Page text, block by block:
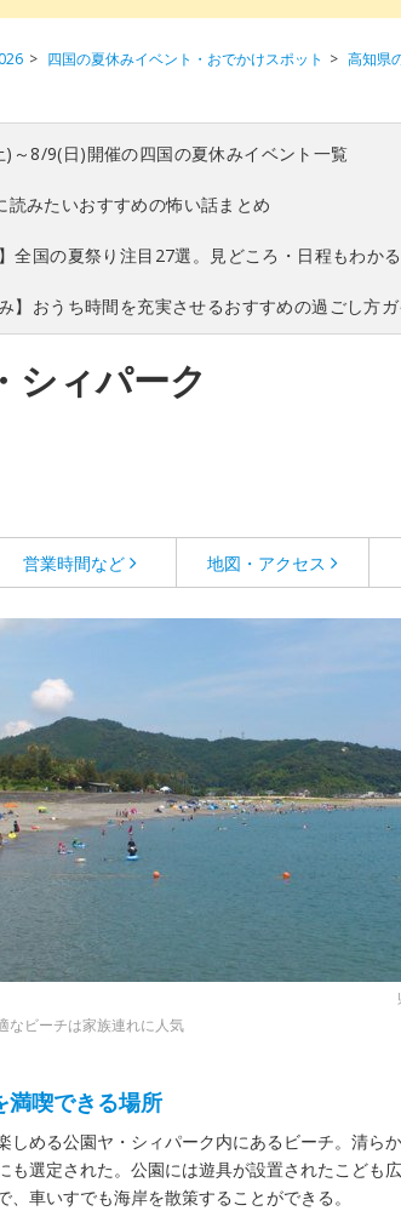
四国の夏休みイベント・おでかけスポット 高知県
～8/9(日)開催の四国の夏休みイベント一覧
読みたいおすすめの怖い話まとめ
全国の夏祭り注目27選。見どころ・日程もわかる
】おうち時間を充実させるおすすめの過ごし方ガ
シィパーク
営業時間など 地図・アクセス
なビーチは家族連れに人気
満喫できる場所
しめる公園ヤ・シィパーク内にあるビーチ。清ら
も選定された。公園には遊具が設置されたこども
車いすでも海岸を散策することができる。